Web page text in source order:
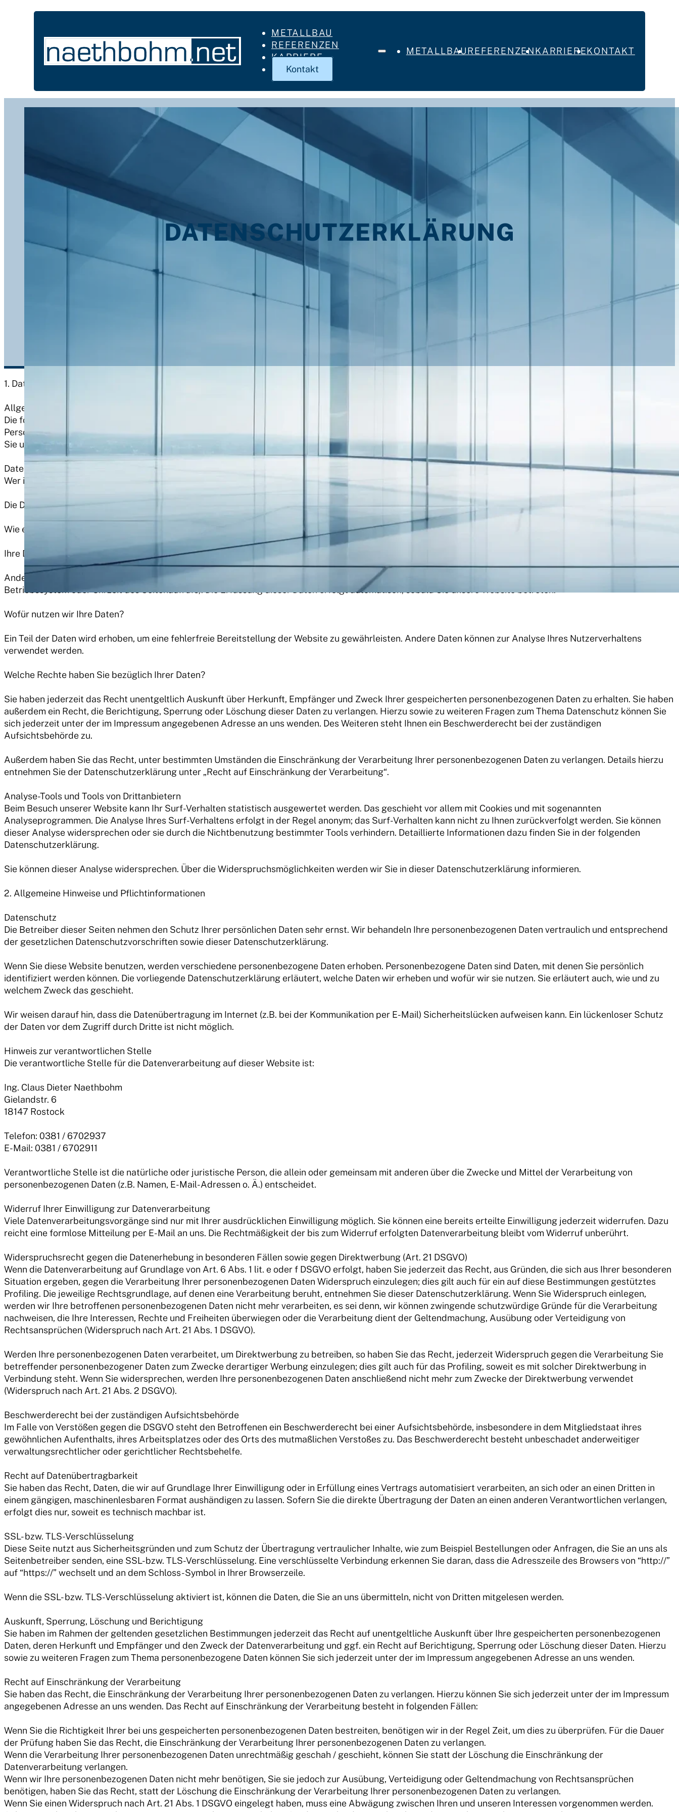
METALLBAU
REFERENZEN
KARRIERE
Kontakt
METALLBAUREFERENZENKARRIEREKONTAKT
DATENSCHUTZERKLÄRUNG
1. Datenschutz auf einen Blick
Allgemeine Hinweise
Die folgenden Hinweise geben einen einfachen Überblick darüber, was mit Ihren personenbezogenen Daten passiert, wenn Sie unsere Website besuchen.
Personenbezogene Daten sind alle Daten, mit denen Sie persönlich identifiziert werden können. Ausführliche Informationen zum Thema Datenschutz entnehmen
Sie unserer unter diesem Text aufgeführten Datenschutzerklärung.
Datenerfassung auf unserer Website
Wer ist verantwortlich für die Datenerfassung auf dieser Website?
Die Datenverarbeitung auf dieser Website erfolgt durch den Websitebetreiber. Dessen Kontaktdaten können Sie dem Impressum dieser Website entnehmen.
Wie erfassen wir Ihre Daten?
Ihre Daten werden zum einen dadurch erhoben, dass Sie uns diese mitteilen. Hierbei kann es sich z.B. um Daten handeln, die Sie in ein Kontaktformular eingeben.
Andere Daten werden automatisch beim Besuch der Website durch unsere IT-Systeme erfasst. Das sind vor allem technische Daten (z.B. Internetbrowser,
Betriebssystem oder Uhrzeit des Seitenaufrufs). Die Erfassung dieser Daten erfolgt automatisch, sobald Sie unsere Website betreten.
Wofür nutzen wir Ihre Daten?
Ein Teil der Daten wird erhoben, um eine fehlerfreie Bereitstellung der Website zu gewährleisten. Andere Daten können zur Analyse Ihres Nutzerverhaltens
verwendet werden.
Welche Rechte haben Sie bezüglich Ihrer Daten?
Sie haben jederzeit das Recht unentgeltlich Auskunft über Herkunft, Empfänger und Zweck Ihrer gespeicherten personenbezogenen Daten zu erhalten. Sie haben
außerdem ein Recht, die Berichtigung, Sperrung oder Löschung dieser Daten zu verlangen. Hierzu sowie zu weiteren Fragen zum Thema Datenschutz können Sie
sich jederzeit unter der im Impressum angegebenen Adresse an uns wenden. Des Weiteren steht Ihnen ein Beschwerderecht bei der zuständigen
Aufsichtsbehörde zu.
Außerdem haben Sie das Recht, unter bestimmten Umständen die Einschränkung der Verarbeitung Ihrer personenbezogenen Daten zu verlangen. Details hierzu
entnehmen Sie der Datenschutzerklärung unter „Recht auf Einschränkung der Verarbeitung“.
Analyse-Tools und Tools von Drittanbietern
Beim Besuch unserer Website kann Ihr Surf-Verhalten statistisch ausgewertet werden. Das geschieht vor allem mit Cookies und mit sogenannten
Analyseprogrammen. Die Analyse Ihres Surf-Verhaltens erfolgt in der Regel anonym; das Surf-Verhalten kann nicht zu Ihnen zurückverfolgt werden. Sie können
dieser Analyse widersprechen oder sie durch die Nichtbenutzung bestimmter Tools verhindern. Detaillierte Informationen dazu finden Sie in der folgenden
Datenschutzerklärung.
Sie können dieser Analyse widersprechen. Über die Widerspruchsmöglichkeiten werden wir Sie in dieser Datenschutzerklärung informieren.
2. Allgemeine Hinweise und Pflichtinformationen
Datenschutz
Die Betreiber dieser Seiten nehmen den Schutz Ihrer persönlichen Daten sehr ernst. Wir behandeln Ihre personenbezogenen Daten vertraulich und entsprechend
der gesetzlichen Datenschutzvorschriften sowie dieser Datenschutzerklärung.
Wenn Sie diese Website benutzen, werden verschiedene personenbezogene Daten erhoben. Personenbezogene Daten sind Daten, mit denen Sie persönlich
identifiziert werden können. Die vorliegende Datenschutzerklärung erläutert, welche Daten wir erheben und wofür wir sie nutzen. Sie erläutert auch, wie und zu
welchem Zweck das geschieht.
Wir weisen darauf hin, dass die Datenübertragung im Internet (z.B. bei der Kommunikation per E-Mail) Sicherheitslücken aufweisen kann. Ein lückenloser Schutz
der Daten vor dem Zugriff durch Dritte ist nicht möglich.
Hinweis zur verantwortlichen Stelle
Die verantwortliche Stelle für die Datenverarbeitung auf dieser Website ist:
Ing. Claus Dieter Naethbohm
Gielandstr. 6
18147 Rostock
Telefon: 0381 / 6702937
E-Mail: 0381 / 6702911
Verantwortliche Stelle ist die natürliche oder juristische Person, die allein oder gemeinsam mit anderen über die Zwecke und Mittel der Verarbeitung von
personenbezogenen Daten (z.B. Namen, E-Mail-Adressen o. Ä.) entscheidet.
Widerruf Ihrer Einwilligung zur Datenverarbeitung
Viele Datenverarbeitungsvorgänge sind nur mit Ihrer ausdrücklichen Einwilligung möglich. Sie können eine bereits erteilte Einwilligung jederzeit widerrufen. Dazu
reicht eine formlose Mitteilung per E-Mail an uns. Die Rechtmäßigkeit der bis zum Widerruf erfolgten Datenverarbeitung bleibt vom Widerruf unberührt.
Widerspruchsrecht gegen die Datenerhebung in besonderen Fällen sowie gegen Direktwerbung (Art. 21 DSGVO)
Wenn die Datenverarbeitung auf Grundlage von Art. 6 Abs. 1 lit. e oder f DSGVO erfolgt, haben Sie jederzeit das Recht, aus Gründen, die sich aus Ihrer besonderen
Situation ergeben, gegen die Verarbeitung Ihrer personenbezogenen Daten Widerspruch einzulegen; dies gilt auch für ein auf diese Bestimmungen gestütztes
Profiling. Die jeweilige Rechtsgrundlage, auf denen eine Verarbeitung beruht, entnehmen Sie dieser Datenschutzerklärung. Wenn Sie Widerspruch einlegen,
werden wir Ihre betroffenen personenbezogenen Daten nicht mehr verarbeiten, es sei denn, wir können zwingende schutzwürdige Gründe für die Verarbeitung
nachweisen, die Ihre Interessen, Rechte und Freiheiten überwiegen oder die Verarbeitung dient der Geltendmachung, Ausübung oder Verteidigung von
Rechtsansprüchen (Widerspruch nach Art. 21 Abs. 1 DSGVO).
Werden Ihre personenbezogenen Daten verarbeitet, um Direktwerbung zu betreiben, so haben Sie das Recht, jederzeit Widerspruch gegen die Verarbeitung Sie
betreffender personenbezogener Daten zum Zwecke derartiger Werbung einzulegen; dies gilt auch für das Profiling, soweit es mit solcher Direktwerbung in
Verbindung steht. Wenn Sie widersprechen, werden Ihre personenbezogenen Daten anschließend nicht mehr zum Zwecke der Direktwerbung verwendet
(Widerspruch nach Art. 21 Abs. 2 DSGVO).
Beschwerderecht bei der zuständigen Aufsichtsbehörde
Im Falle von Verstößen gegen die DSGVO steht den Betroffenen ein Beschwerderecht bei einer Aufsichtsbehörde, insbesondere in dem Mitgliedstaat ihres
gewöhnlichen Aufenthalts, ihres Arbeitsplatzes oder des Orts des mutmaßlichen Verstoßes zu. Das Beschwerderecht besteht unbeschadet anderweitiger
verwaltungsrechtlicher oder gerichtlicher Rechtsbehelfe.
Recht auf Datenübertragbarkeit
Sie haben das Recht, Daten, die wir auf Grundlage Ihrer Einwilligung oder in Erfüllung eines Vertrags automatisiert verarbeiten, an sich oder an einen Dritten in
einem gängigen, maschinenlesbaren Format aushändigen zu lassen. Sofern Sie die direkte Übertragung der Daten an einen anderen Verantwortlichen verlangen,
erfolgt dies nur, soweit es technisch machbar ist.
SSL- bzw. TLS-Verschlüsselung
Diese Seite nutzt aus Sicherheitsgründen und zum Schutz der Übertragung vertraulicher Inhalte, wie zum Beispiel Bestellungen oder Anfragen, die Sie an uns als
Seitenbetreiber senden, eine SSL-bzw. TLS-Verschlüsselung. Eine verschlüsselte Verbindung erkennen Sie daran, dass die Adresszeile des Browsers von “http://”
auf “https://” wechselt und an dem Schloss-Symbol in Ihrer Browserzeile.
Wenn die SSL- bzw. TLS-Verschlüsselung aktiviert ist, können die Daten, die Sie an uns übermitteln, nicht von Dritten mitgelesen werden.
Auskunft, Sperrung, Löschung und Berichtigung
Sie haben im Rahmen der geltenden gesetzlichen Bestimmungen jederzeit das Recht auf unentgeltliche Auskunft über Ihre gespeicherten personenbezogenen
Daten, deren Herkunft und Empfänger und den Zweck der Datenverarbeitung und ggf. ein Recht auf Berichtigung, Sperrung oder Löschung dieser Daten. Hierzu
sowie zu weiteren Fragen zum Thema personenbezogene Daten können Sie sich jederzeit unter der im Impressum angegebenen Adresse an uns wenden.
Recht auf Einschränkung der Verarbeitung
Sie haben das Recht, die Einschränkung der Verarbeitung Ihrer personenbezogenen Daten zu verlangen. Hierzu können Sie sich jederzeit unter der im Impressum
angegebenen Adresse an uns wenden. Das Recht auf Einschränkung der Verarbeitung besteht in folgenden Fällen:
Wenn Sie die Richtigkeit Ihrer bei uns gespeicherten personenbezogenen Daten bestreiten, benötigen wir in der Regel Zeit, um dies zu überprüfen. Für die Dauer
der Prüfung haben Sie das Recht, die Einschränkung der Verarbeitung Ihrer personenbezogenen Daten zu verlangen.
Wenn die Verarbeitung Ihrer personenbezogenen Daten unrechtmäßig geschah / geschieht, können Sie statt der Löschung die Einschränkung der
Datenverarbeitung verlangen.
Wenn wir Ihre personenbezogenen Daten nicht mehr benötigen, Sie sie jedoch zur Ausübung, Verteidigung oder Geltendmachung von Rechtsansprüchen
benötigen, haben Sie das Recht, statt der Löschung die Einschränkung der Verarbeitung Ihrer personenbezogenen Daten zu verlangen.
Wenn Sie einen Widerspruch nach Art. 21 Abs. 1 DSGVO eingelegt haben, muss eine Abwägung zwischen Ihren und unseren Interessen vorgenommen werden.